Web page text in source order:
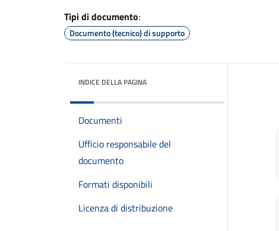
Tipi di documento:
Documento (tecnico) di supporto
INDICE DELLA PAGINA
Documenti
Ufficio responsabile del
documento
Formati disponibili
Licenza di distribuzione